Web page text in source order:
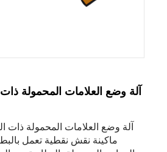
آلة وضع العلامات المحمولة
ماكينة نقش نقطية تعمل